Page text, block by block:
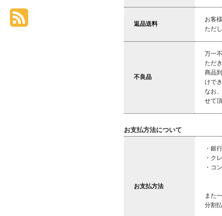
返品送料
お客
ただ
不良品
万一
ただ
商品
けで
なお
せて
お支払方法について
お支払方法
・銀
・ク
・
また
分割